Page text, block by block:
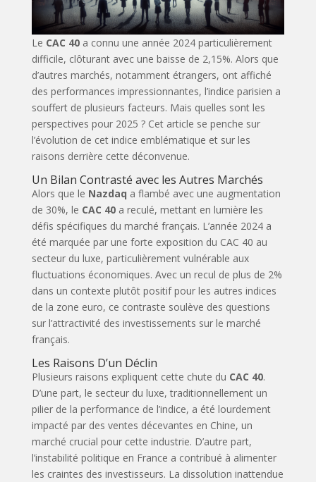
Le CAC 40a connu une année 2024 particulièrement
difficile, clôturant avec une baisse de 2,15%. Alors que
d’autres marchés, notamment étrangers, ont affiché
des performances impressionnantes, l’indice parisien a
souffert de plusieurs facteurs. Mais quelles sont les
perspectives pour 2025 ? Cet article se penche sur
l’évolution de cet indice emblématique et sur les
raisons derrière cette déconvenue.
Un Bilan Contrasté avec les Autres Marchés
Alors que le Nazdaq a flambé avec une augmentation
de 30%, le CAC 40a reculé, mettant en lumière les
défis spécifiques du marché français. L’année 2024 a
été marquée par une forte exposition du CAC 40 au
secteur du luxe, particulièrement vulnérable aux
fluctuations économiques. Avec un recul de plus de 2%
dans un contexte plutôt positif pour les autres indices
de la zone euro, ce contraste soulève des questions
sur l’attractivité des investissements sur le marché
français.
Les Raisons D’un Déclin
Plusieurs raisons expliquent cette chute du CAC 40.
D’une part, le secteur du luxe, traditionnellement un
pilier de la performance de l’indice, a été lourdement
impacté par des ventes décevantes en Chine, un
marché crucial pour cette industrie. D’autre part,
l’instabilité politique en France a contribué à alimenter
les craintes des investisseurs. La dissolution inattendue